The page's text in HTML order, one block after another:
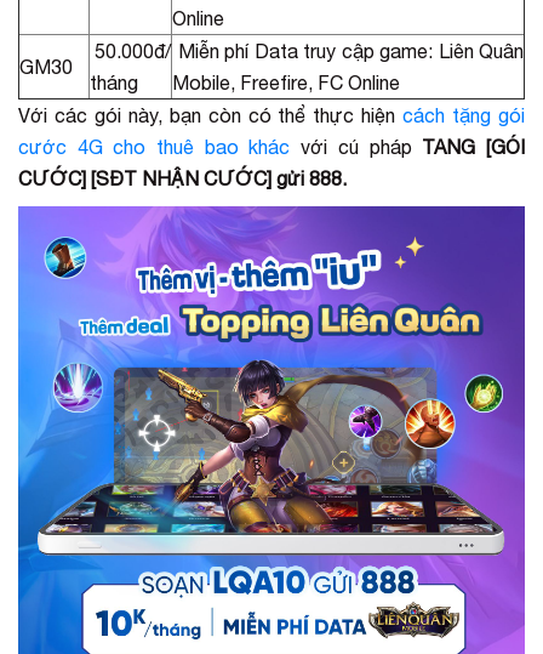
Online
GM30
50.000đ/
tháng
Miễn phí Data truy cập game: Liên Quân
Mobile, Freefire, FC Online
Với các gói này, bạn còn có thể thực hiệncách tặng gói
cước 4G cho thuê bao khác với cú pháp TANG [GÓI
CƯỚC] [SĐT NHẬN CƯỚC] gửi 888.